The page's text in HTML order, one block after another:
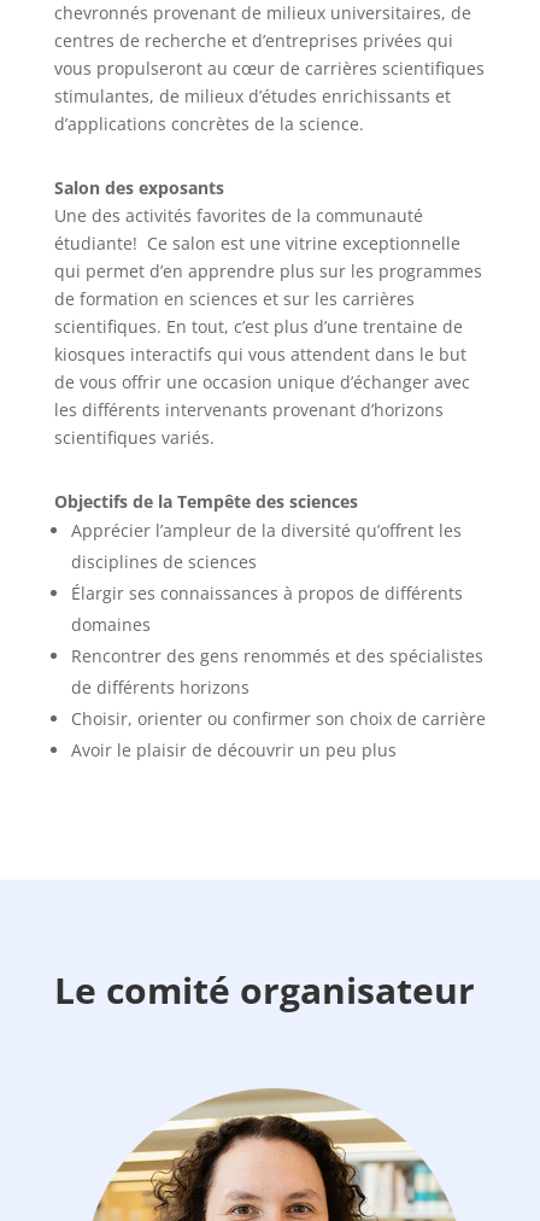
chevronnés provenant de milieux universitaires, de
centres de recherche et d’entreprises privées qui
vous propulseront au cœur de carrières scientifiques
stimulantes, de milieux d’études enrichissants et
d’applications concrètes de la science.
Salon des exposants
Une des activités favorites de la communauté
étudiante! Ce salon est une vitrine exceptionnelle
qui permet d’en apprendre plus sur les programmes
de formation en sciences et sur les carrières
scientifiques. En tout, c’est plus d’une trentaine de
kiosques interactifs qui vous attendent dans le but
de vous offrir une occasion unique d’échanger avec
les différents intervenants provenant d’horizons
scientifiques variés.
Objectifs de la Tempête des sciences
Apprécier l’ampleur de la diversité qu’offrent les
disciplines de sciences
Élargir ses connaissances à propos de différents
domaines
Rencontrer des gens renommés et des spécialistes
de différents horizons
Choisir, orienter ou confirmer son choix de carrière
Avoir le plaisir de découvrir un peu plus
Le comité organisateur